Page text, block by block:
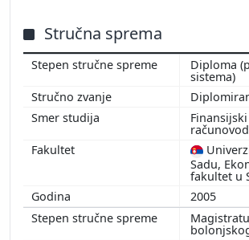
Stručna sprema
Diploma
sistema)
Sadu,
fakultet u
2005